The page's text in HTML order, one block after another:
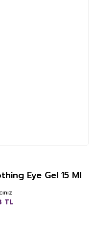
Eye Gel 15 Ml
TL